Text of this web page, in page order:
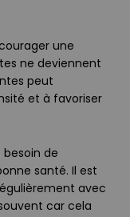
une
ne deviennent
peut
et à favoriser
besoin de
santé. Il est
avec
car cela